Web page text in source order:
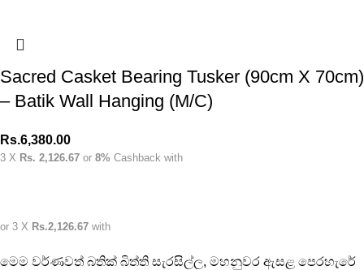
Sacred Casket Bearing Tusker (90cm X 70cm)
– Batik Wall Hanging (M/C)
Rs.6,380.00
3 X Rs. 2,126.67 or 8% Cashback with
or 3 X Rs.2,126.67 with
මෙම වර්ණවත් බතික් බිත්ති සැරසිල්ල, මහනුවර ඇසළ පෙරහැරේ